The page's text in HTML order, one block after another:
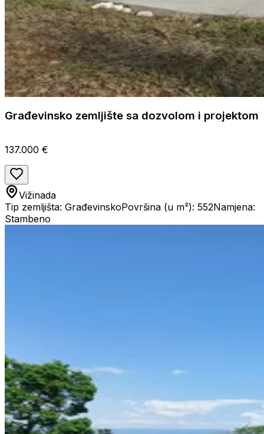
Građevinsko zemljište sa dozvolom i projektom
137.000 €
Vižinada
Tip zemljišta: GrađevinskoPovršina (u m²): 552Namjena:
Stambeno